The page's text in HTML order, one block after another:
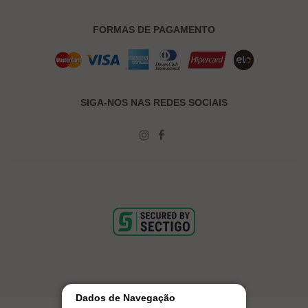
FORMAS DE PAGAMENTO
SIGA-NOS NAS REDES SOCIAIS
Dados de Navegação